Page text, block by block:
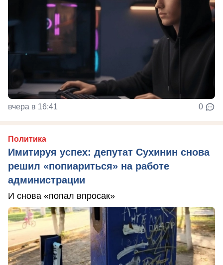
вчера в 16:41 0
Политика
Имитируя успех: депутат Сухинин снова
решил «попиариться» на работе
администрации
И снова «попал впросак»